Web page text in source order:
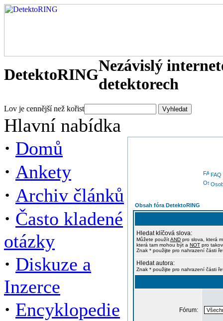
DetektoRINGNezávislý
detektorech
Lov je cennější než kořist
Hlavní nabídka
· Domů
· Ankety
· Archiv článků
· Často kladené
otázky
· Diskuze a
Inzerce
· Encyklopedie
FAQ
Obsah fóra DetektoRING
Hledat klíčová slova:
Můžete použítAND pro slova, která
která tam mohou být a NOT pro
Znak * použijte pro nahrazení části
Hledat autora:
Znak * použijte pro nahrazení části
Fórum: